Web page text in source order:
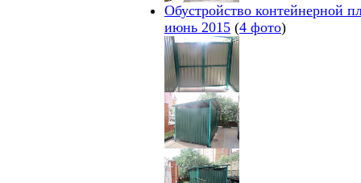
Обустройство контейнерной
июнь 2015 (4 фото)